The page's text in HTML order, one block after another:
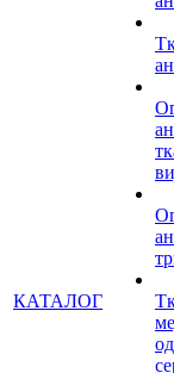
КАТАЛОГ